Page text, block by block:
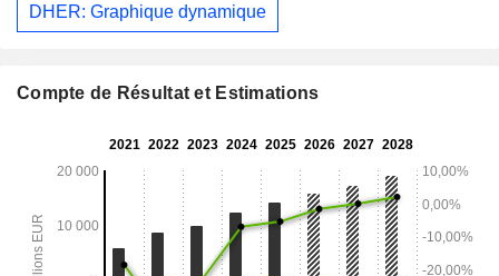
DHER: Graphique dynamique
Compte de Résultat et Estimations